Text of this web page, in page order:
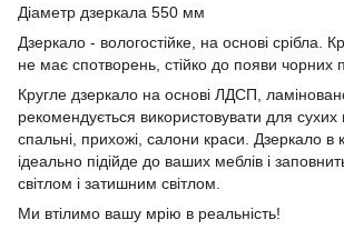
Діаметр дзеркала 550 мм
Дзеркало - вологостійке, на основі срібла.
не має спотворень, стійко до появи чорних
Кругле дзеркало на основі ЛДСП,
рекомендується використовувати для сухих
спальні, прихожі, салони краси. Дзеркало в
ідеально підійде до ваших меблів і
світлом і затишним світлом.
Ми втілимо вашу мрію в реальність!